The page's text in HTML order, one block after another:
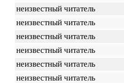
неизвестный читатель
неизвестный читатель
неизвестный читатель
неизвестный читатель
неизвестный читатель
неизвестный читатель